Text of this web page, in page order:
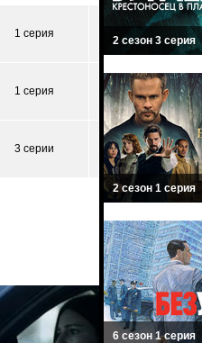
1 серия
1 серия
3 серии
2 сезон 3 серия
2 сезон 1 серия
6 сезон 1 серия